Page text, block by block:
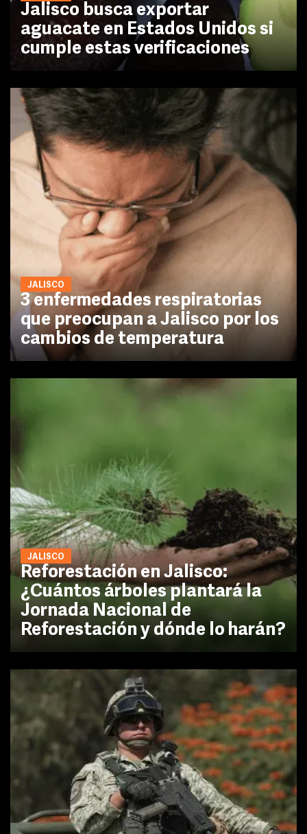
Jalisco busca exportar
aguacate en Estados Unidos si
cumple estas verificaciones
JALISCO
3 enfermedades respiratorias
que preocupan a Jalisco por los
cambios de temperatura
JALISCO
Reforestación en Jalisco:
¿Cuántos árboles plantará la
Jornada Nacional de
Reforestación y dónde lo harán?